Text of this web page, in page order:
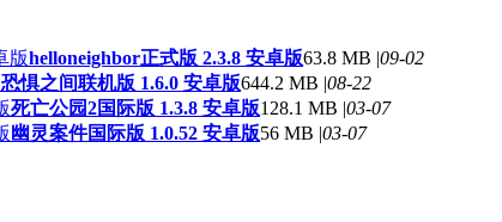
helloneighbor正式版 2.3.8 安卓版63.8 MB |09-02
恐惧之间联机版 1.6.0 安卓版644.2 MB |08-22
死亡公园2国际版 1.3.8 安卓版128.1 MB |03-07
幽灵案件国际版 1.0.52 安卓版56 MB |03-07